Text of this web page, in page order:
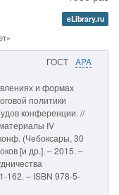
eLibrary.ru
ГОСТ APA
и формах
политики
конференции. //
IV
(Чебоксары, 30
[и др.]. – 2015. –
162. – ISBN 978-5-